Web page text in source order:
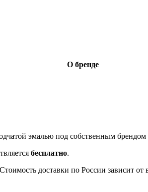
О бренде
эмалью под собственным
бесплатно.
доставки по России зависит от